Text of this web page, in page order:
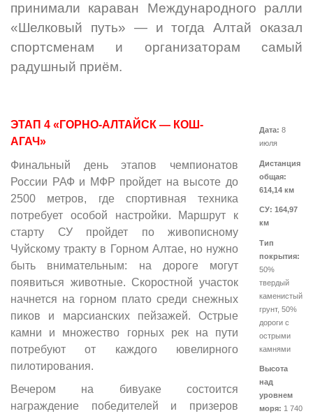
принимали караван Международного ралли
«Шелковый путь» — и тогда Алтай оказал
спортсменам и организаторам самый
радушный приём.
ЭТАП 4 «ГОРНО-АЛТАЙСК — КОШ-
АГАЧ»
Финальный день этапов чемпионатов
России РАФ и МФР пройдет на высоте до
2500 метров, где спортивная техника
потребует особой настройки. Маршрут к
старту СУ пройдет по живописному
Чуйскому тракту в Горном Алтае, но нужно
быть внимательным: на дороге могут
появиться животные. Скоростной участок
начнется на горном плато среди снежных
пиков и марсианских пейзажей. Острые
камни и множество горных рек на пути
потребуют от каждого ювелирного
пилотирования.
Вечером на бивуаке состоится
награждение победителей и призеров
Дата: 8
июля
Дистанция
общая:
614,14 км
СУ: 164,97
км
Тип
покрытия:
50%
твердый
каменистый
грунт, 50%
дороги с
острыми
камнями
Высота
над
уровнем
моря: 1 740